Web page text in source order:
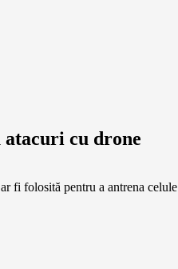
cu drone
folosită pentru a antrena